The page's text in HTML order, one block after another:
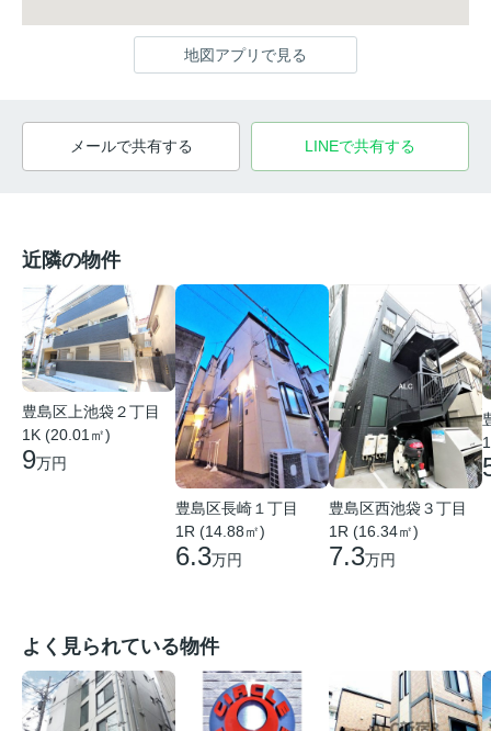
地図アプリで見る
メールで共有する LINEで共有する
近隣の物件
豊島区上池袋２丁目
1K (20.01㎡)
9万円
豊島区長崎１丁目
1R (14.88㎡)
6.3万円
豊島区西池袋３丁目
1R (16.34㎡)
7.3万円
よく見られている物件